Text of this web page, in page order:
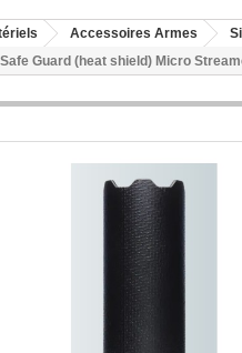
Accessoires Armes
Guard (heat shield) Micro